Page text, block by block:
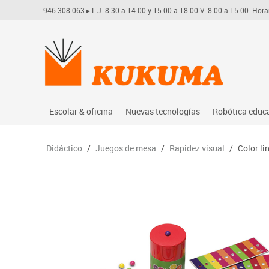
946 308 063 ▸ L-J: 8:30 a 14:00 y 15:00 a 18:00 V: 8:00 a 15:00.
Escolar & oficina
Archivo
Nuevas tecnologías
Audio
Videoconferencia
Videoproyección
Robótica
Arduino
Didáctico / Juegos de mesa / Rapidez visual / Color